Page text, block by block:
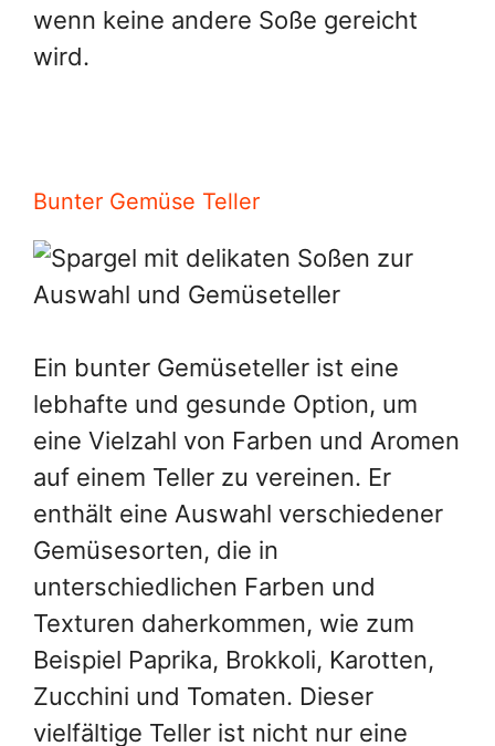
wenn keine andere Soße gereicht
wird.
Bunter Gemüse Teller
Ein bunter Gemüseteller ist eine
lebhafte und gesunde Option, um
eine Vielzahl von Farben und Aromen
auf einem Teller zu vereinen. Er
enthält eine Auswahl verschiedener
Gemüsesorten, die in
unterschiedlichen Farben und
Texturen daherkommen, wie zum
Beispiel Paprika, Brokkoli, Karotten,
Zucchini und Tomaten. Dieser
vielfältige Teller ist nicht nur eine